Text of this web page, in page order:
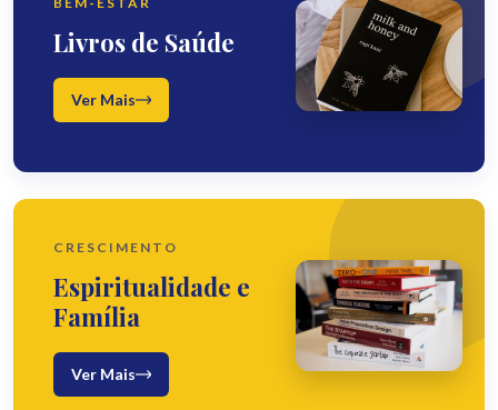
Livros de Saúde
Ver Mais
CRESCIMENTO
Espiritualidade e
Família
Ver Mais